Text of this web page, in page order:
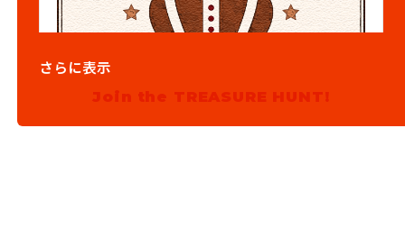
さらに表示
Join the TREASURE HUNT!